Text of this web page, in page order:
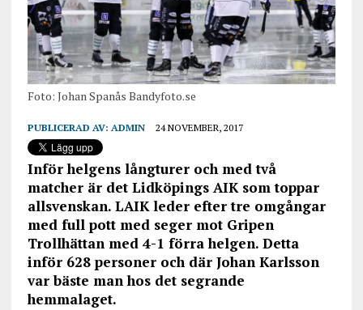
Foto: Johan Spanås Bandyfoto.se
PUBLICERAD AV: ADMIN 24 NOVEMBER, 2017
Inför helgens långturer och med två
matcher är det Lidköpings AIK som toppar
allsvenskan. LAIK leder efter tre omgångar
med full pott med seger mot Gripen
Trollhättan med 4-1 förra helgen. Detta
inför 628 personer och där Johan Karlsson
var bäste man hos det segrande
hemmalaget.